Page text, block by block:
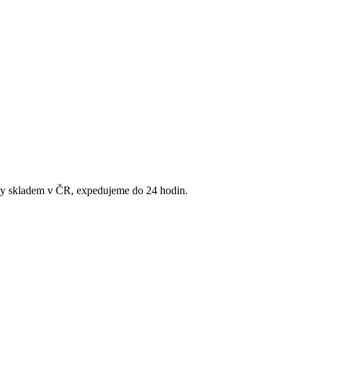
skladem v ČR, expedujeme do 24 hodin.